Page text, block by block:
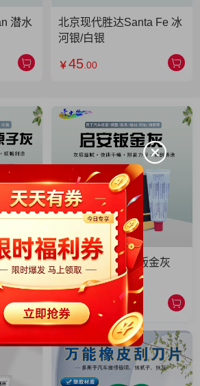
潜水
北京现代胜达Santa Fe 冰
河银/白银
￥45 .00
钣
启安钣金灰 启安钣金灰
2KG 单罐
￥49.90